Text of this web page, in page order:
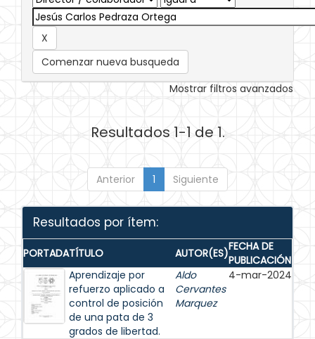
Comenzar nueva busqueda
Mostrar filtros avanzados
Resultados 1-1 de 1.
Anterior 1 Siguiente
Resultados por ítem:
PORTADATÍTULO AUTOR(ES)FECHA DE
PUBLICACIÓN
Aprendizaje por
refuerzo aplicado a
control de posición
de una pata de 3
grados de libertad.
Aldo
Cervantes
Marquez
4-mar-2024